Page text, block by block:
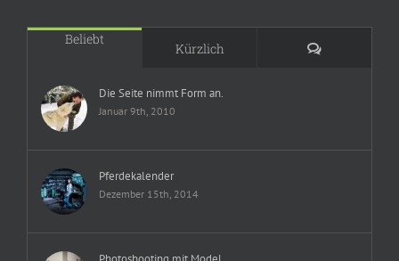
Beliebt
Kürzlich Kommentare
Die Seite nimmt Form an.
Januar 9th, 2010
Pferdekalender
Dezember 15th, 2014